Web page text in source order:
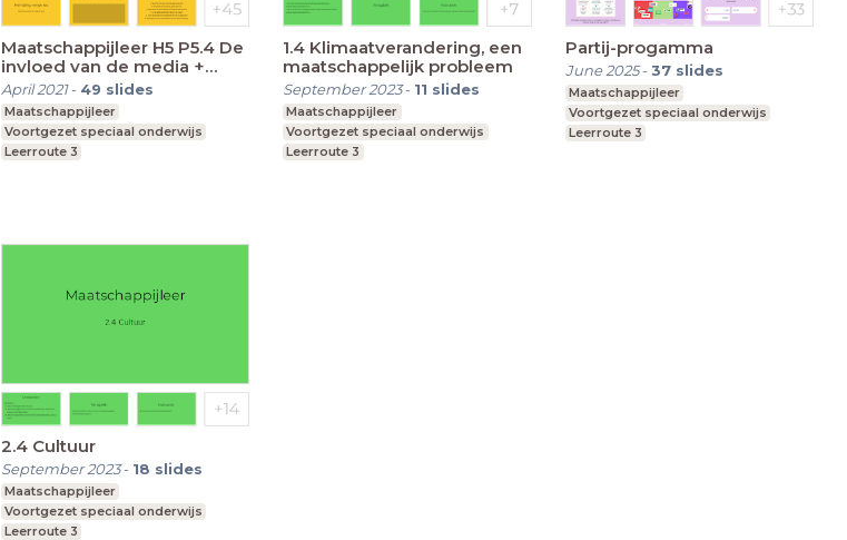
Maatschappijleer H5 P5.4 De
invloed van de media +
beeldvorming
April 2021- 49 slides
Maatschappijleer
Voortgezet speciaal onderwijs
Leerroute 3
1.4 Klimaatverandering, een
maatschappelijk probleem
September 2023- 11 slides
Maatschappijleer
Voortgezet speciaal onderwijs
Leerroute 3
Partij-progamma
June 2025-37 slides
Maatschappijleer
Voortgezet speciaal onderwijs
Leerroute 3
2.4 Cultuur
September 2023- 18 slides
Maatschappijleer
Voortgezet speciaal onderwijs
Leerroute 3